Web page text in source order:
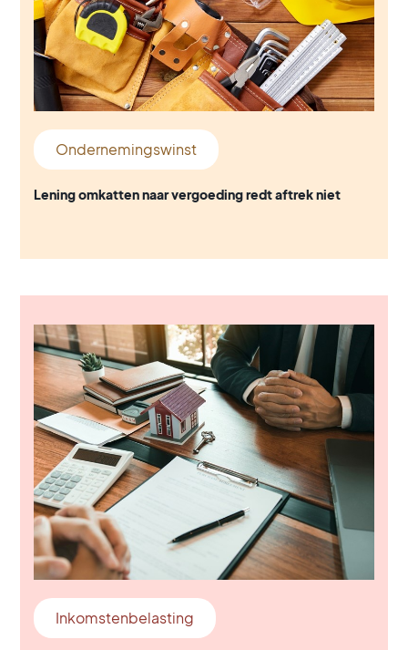
Ondernemingswinst
Lening omkatten naar vergoeding redt aftrek niet
Inkomstenbelasting